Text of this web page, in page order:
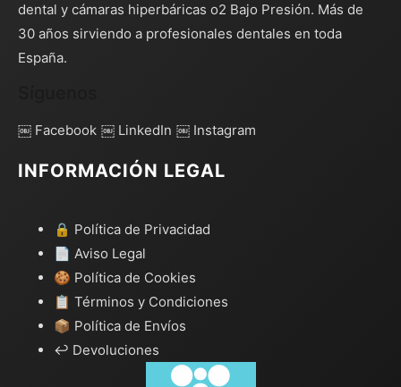
dental y cámaras hiperbáricas o2 Bajo Presión. Más de
30 años sirviendo a profesionales dentales en toda
España.
￼ Facebook ￼ LinkedIn ￼ Instagram
INFORMACIÓN LEGAL
🔒 Política de Privacidad
📄 Aviso Legal
🍪 Política de Cookies
📋 Términos y Condiciones
📦 Política de Envíos
↩️ Devoluciones